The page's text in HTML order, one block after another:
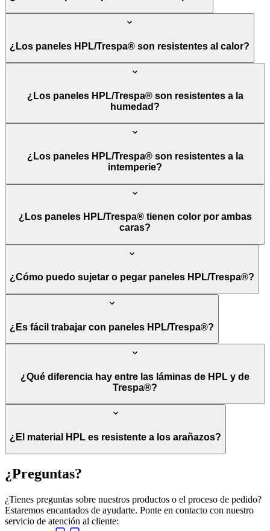
¿Los paneles HPL/Trespa® son resistentes al calor?
¿Los paneles HPL/Trespa® son resistentes a la
humedad?
¿Los paneles HPL/Trespa® son resistentes a la
intemperie?
¿Los paneles HPL/Trespa® tienen color por ambas
caras?
¿Cómo puedo sujetar o pegar paneles HPL/Trespa®?
¿Es fácil trabajar con paneles HPL/Trespa®?
¿Qué diferencia hay entre las láminas de HPL y de
Trespa®?
¿El material HPL es resistente a los arañazos?
¿Preguntas?
¿Tienes preguntas sobre nuestros productos o el proceso de pedido?
Estaremos encantados de ayudarte. Ponte en contacto con nuestro
servicio de atención al cliente: